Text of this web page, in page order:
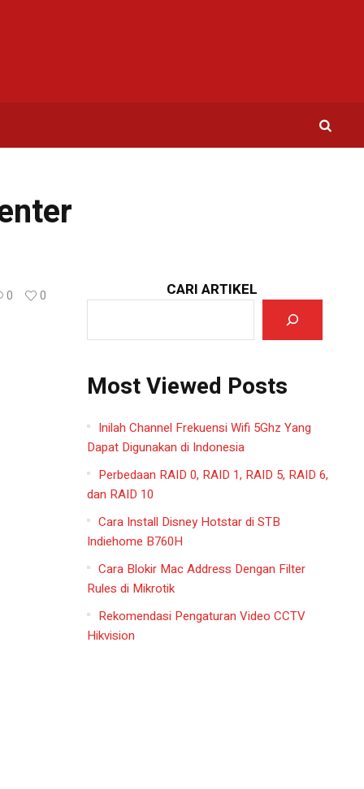
0 0 CARI ARTIKEL
Most Viewed Posts
Inilah Channel Frekuensi Wifi 5Ghz Yang
Dapat Digunakan di Indonesia
Perbedaan RAID 0, RAID 1, RAID 5, RAID 6,
dan RAID 10
Cara Install Disney Hotstar di STB
Indiehome B760H
Cara Blokir Mac Address Dengan Filter
Rules di Mikrotik
Rekomendasi Pengaturan Video CCTV
Hikvision